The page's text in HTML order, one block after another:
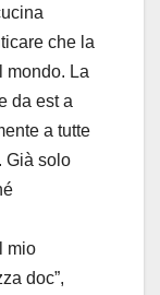
che la
mondo. La
da est a
a tutte
Già solo
mio
doc”,